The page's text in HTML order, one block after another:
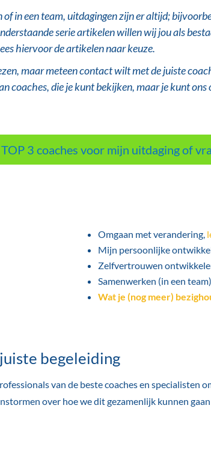
of in een team, uitdagingen zijn er altijd;
serie artikelen willen wij jou als
hiervoor de artikelen naar keuze.
maar meteen contact wilt met de juiste
coaches, die je kunt bekijken, maar je kunt
3 coaches voor mijn uitdaging of
Omgaan met verandering,
Mijn persoonlijke
Zelfvertrouwen
Samenwerken (in een
Wat je (nog meer)
begeleiding
van de beste coaches en specialisten
over hoe we dit gezamenlijk kunnen